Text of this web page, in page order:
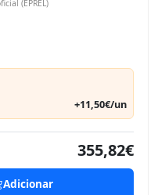
(EPREL)
+11,50€/un
355,82€
Adicionar